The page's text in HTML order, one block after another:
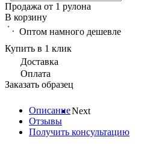
Next
Продажа от 1 рулона
В корзину
Оптом намного дешевле
Купить в 1 клик
Доставка
Оплата
Заказать образец
Описание
Отзывы
Получить консультацию